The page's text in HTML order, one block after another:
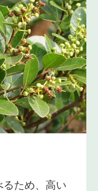
ため、高い